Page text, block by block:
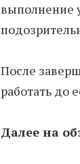
выполнение
После
работать до
Далее на